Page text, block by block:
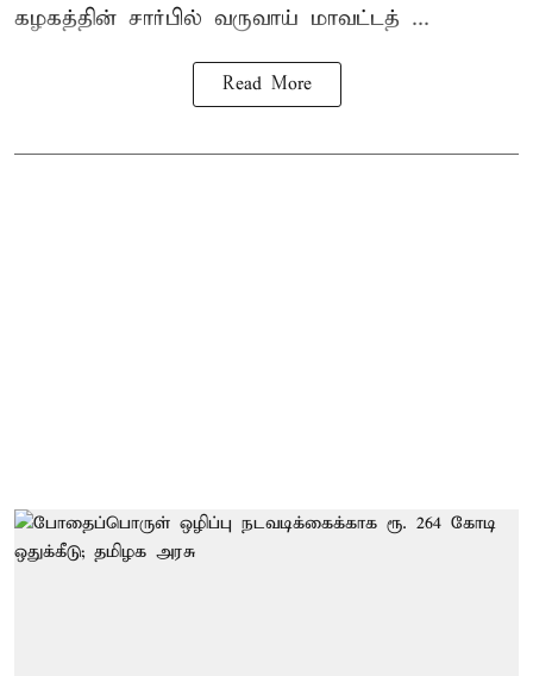
கழகத்தின் சார்பில் வருவாய் மாவட்டத் ...
Read More